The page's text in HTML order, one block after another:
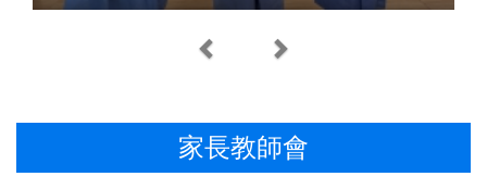
PreviousNext
家長教師會